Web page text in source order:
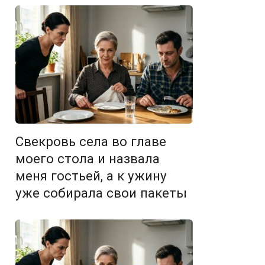
Свекровь села во главе
моего стола и назвала
меня гостьей, а к ужину
уже собирала свои пакеты